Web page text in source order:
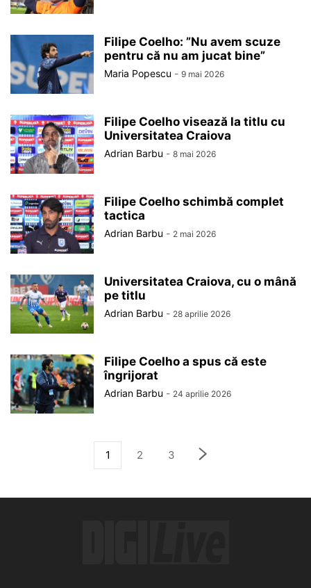
Filipe Coelho: ”Nu avem scuze
pentru că nu am jucat bine”
Maria Popescu - 9 mai 2026
Filipe Coelho visează la titlu cu
Universitatea Craiova
Adrian Barbu - 8 mai 2026
Filipe Coelho schimbă complet
tactica
Adrian Barbu - 2 mai 2026
Universitatea Craiova, cu o mână
pe titlu
Adrian Barbu - 28 aprilie 2026
Filipe Coelho a spus că este
îngrijorat
Adrian Barbu - 24 aprilie 2026
1 2 3